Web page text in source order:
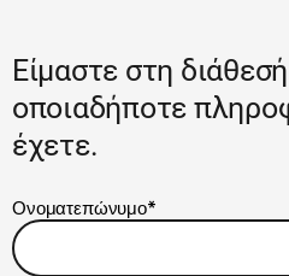
Είμαστε στη
οποιαδήποτε
έχετε.
Ονοματεπώνυμο*